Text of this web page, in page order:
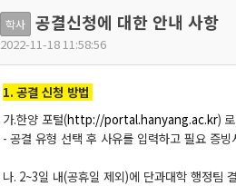
학사 공결신청에 대한 안내 사항
2022-11-18 11:58:56
1. 공결 신청 방법
가.한양 포털(http://portal.hanyang.ac.kr)
- 공결 유형 선택 후 사유를 입력하고 필요 증
나. 2~3일 내(공휴일 제외)에 단과대학 행정팀